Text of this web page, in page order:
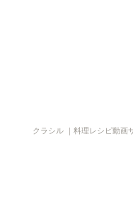
クラシル ｜料理レシピ動画